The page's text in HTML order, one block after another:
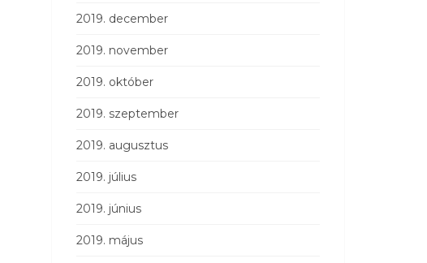
2019. december
2019. november
2019. október
2019. szeptember
2019. augusztus
2019. július
2019. június
2019. május